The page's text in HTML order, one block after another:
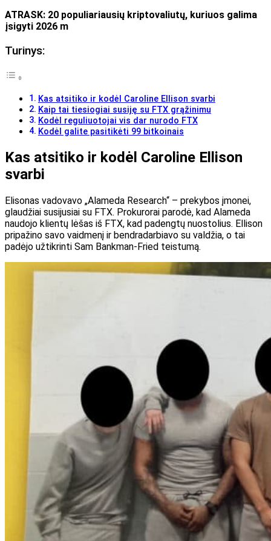
ATRASK: 20 populiariausių kriptovaliutų, kuriuos galima
įsigyti 2026 m
Turinys:
Kas atsitiko ir kodėl Caroline Ellison svarbi
Kaip tai tiesiogiai susiję su FTX grąžinimu
Kodėl reguliuotojai vis dar nurodo FTX
Kodėl galite pasitikėti 99 bitkoinais
Kas atsitiko ir kodėl Caroline Ellison
svarbi
Elisonas vadovavo „Alameda Research“ – prekybos įmonei,
glaudžiai susijusiai su FTX. Prokurorai parodė, kad Alameda
naudojo klientų lėšas iš FTX, kad padengtų nuostolius. Ellison
pripažino savo vaidmenį ir bendradarbiavo su valdžia, o tai
padėjo užtikrinti Sam Bankman-Fried teistumą.